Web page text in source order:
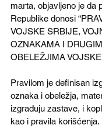
marta, objavljeno je da
Republike donosi
VOJSKE SRBIJE,
OZNAKAMA I
OBELEŽJIMA
Pravilom je definisan
oznaka i obeležja,
izgrađuju zastave, i
kao i pravila korišćenja.